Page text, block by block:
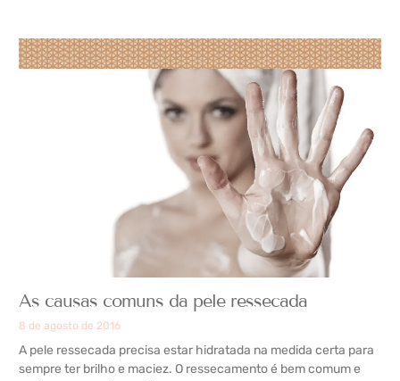
As causas comuns da pele ressecada
8 de agosto de 2016
A pele ressecada precisa estar hidratada na medida certa para
sempre ter brilho e maciez. O ressecamento é bem comum e